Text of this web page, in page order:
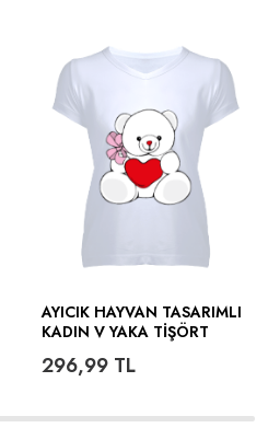
AYICIK HAYVAN TASARIMLI
KADIN V YAKA TIŞÖRT
296,99TL